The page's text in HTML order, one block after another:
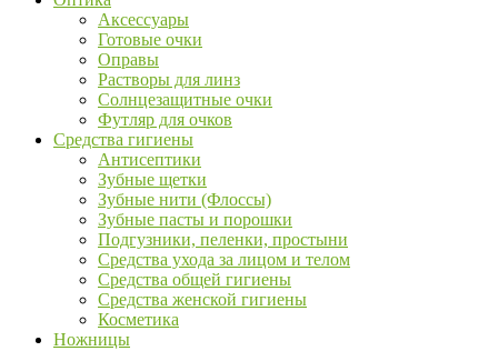
Аксессуары
Готовые очки
Оправы
Растворы для линз
Солнцезащитные очки
Футляр для очков
Средства гигиены
Антисептики
Зубные щетки
Зубные нити (Флоссы)
Зубные пасты и порошки
Подгузники, пеленки, простыни
Средства ухода за лицом и телом
Средства общей гигиены
Средства женской гигиены
Косметика
Ножницы